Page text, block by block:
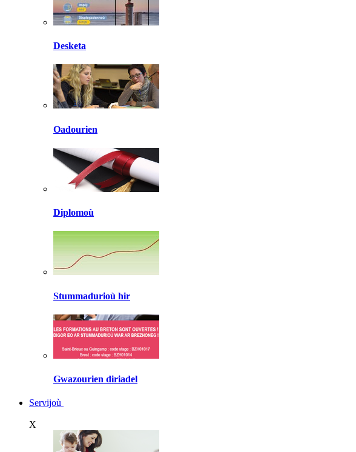
Desketa
Oadourien
Diplomoù
Stummadurioù hir
Gwazourien diriadel
Servijoù
X